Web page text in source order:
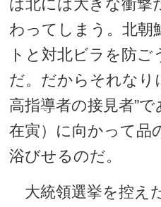
は北には大きな衝撃
わってしまう。北朝
トと対北ビラを防
だ。だからそれなり
高指導者の接見者”
在寅）に向かって品
浴びせるのだ。
大統領選挙を控え